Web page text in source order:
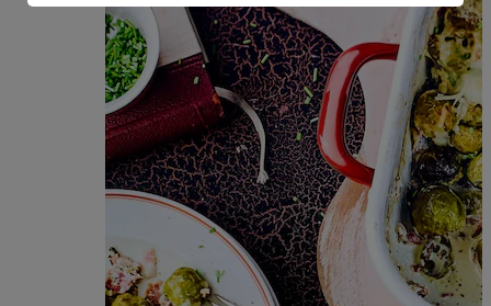
Informationen zum Herausgeber der Seite findest du
Impressum